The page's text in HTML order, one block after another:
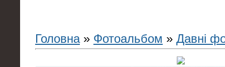
Головна» Фотоальбом » Давні